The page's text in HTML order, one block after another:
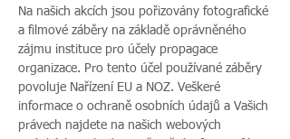
Na našich akcích jsou pořizovány fotografické
a filmové záběry na základě oprávněného
zájmu instituce pro účely propagace
organizace. Pro tento účel používané záběry
povoluje Nařízení EU a NOZ. Veškeré
informace o ochraně osobních údajů a Vašich
právech najdete na našich webových